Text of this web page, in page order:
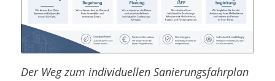
Der Weg zum individuellen Sanierungsfahrplan